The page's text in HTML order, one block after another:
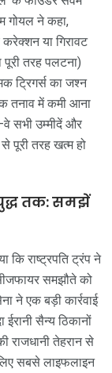
गोयल ने कहा,
या गिरावट
पूरी तरह पलटना)
ट्रिगर्स का जश्न
तनाव में कमी आना
सभी उम्मीदें और
पूरी तरह खत्म हो
तक: समझें
कि राष्ट्रपति ट्रंप ने
समझौते को
ने एक बड़ी कार्रवाई
सैन्य ठिकानों
राजधानी तेहरान से
सबसे लाइफलाइन